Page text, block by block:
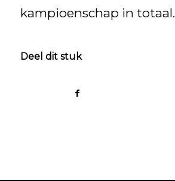
kampioenschap in totaal.
Deel dit stuk